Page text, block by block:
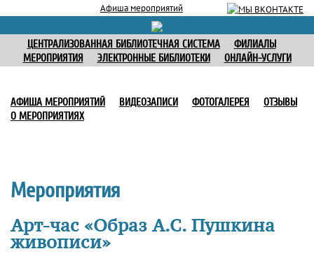
Афиша мероприятий
ЦЕНТРАЛИЗОВАННАЯ БИБЛИОТЕЧНАЯ СИСТЕМА
ФИЛИАЛЫ
МЕРОПРИЯТИЯ
ЭЛЕКТРОННЫЕ БИБЛИОТЕКИ ОНЛАЙН-УСЛУГИ
АФИША МЕРОПРИЯТИЙ ВИДЕОЗАПИСИ ФОТОГАЛЕРЕЯ
ОТЗЫВЫ
О МЕРОПРИЯТИЯХ
Мероприятия
Арт-час «Образ А.С. Пушкина
живописи»